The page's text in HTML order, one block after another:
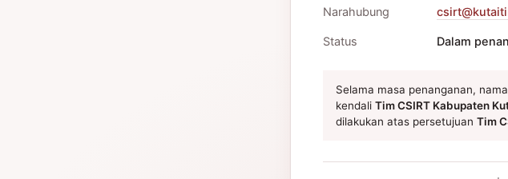
Narahubung
Status Dalam
Selama masa penanganan,
kendali Tim CSIRT Kabupaten
dilakukan atas persetujuan Tim